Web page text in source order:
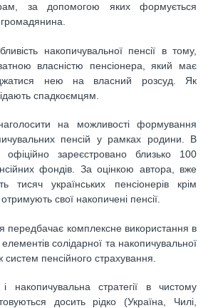
за допомогою яких формується
накопичувальної пенсії в тому,
власністю пенсіонера, який має
нею на власний розсуд. Як
спадкоємцям.
на можливості формування
пенсій у рамках родини. В
офіційно зареєстровано близько 100
фондів. За оцінкою автора, вже
тисяч українських пенсіонерів крім
свої накопичені пенсії.
передбачає комплексне використання в
солідарної та накопичувальної
систем пенсійного страхування.
накопичувальна стратегії в чистому
досить рідко (Україна, Чилі,